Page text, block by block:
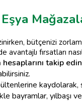
bütçenizi
avantajlı fırsatları
takip
bayramlar, yılbaşı